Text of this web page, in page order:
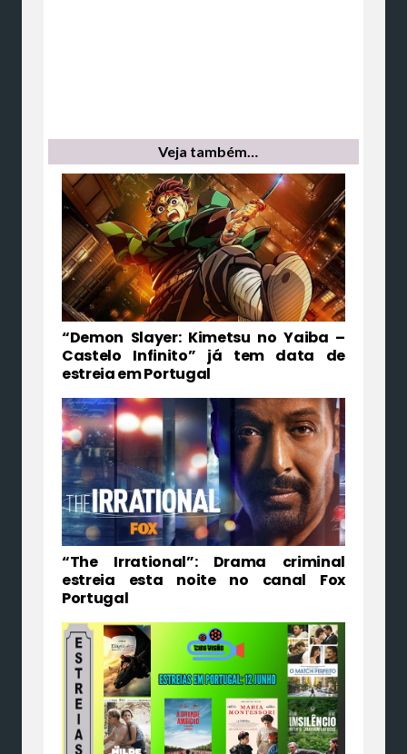
Veja também…
“Demon Slayer: Kimetsu no Yaiba –
Castelo Infinito” já tem data de
estreia em Portugal
“The Irrational”: Drama criminal
estreia esta noite no canal Fox
Portugal